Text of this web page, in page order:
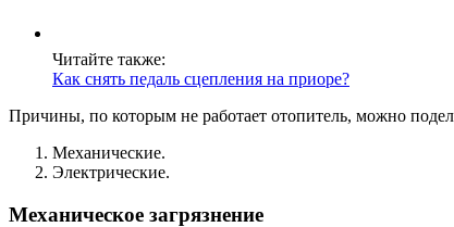
Читайте также:
Как снять педаль сцепления на приоре?
Причины, по которым не работает отопитель, можно
Механические.
Электрические.
Механическое загрязнение